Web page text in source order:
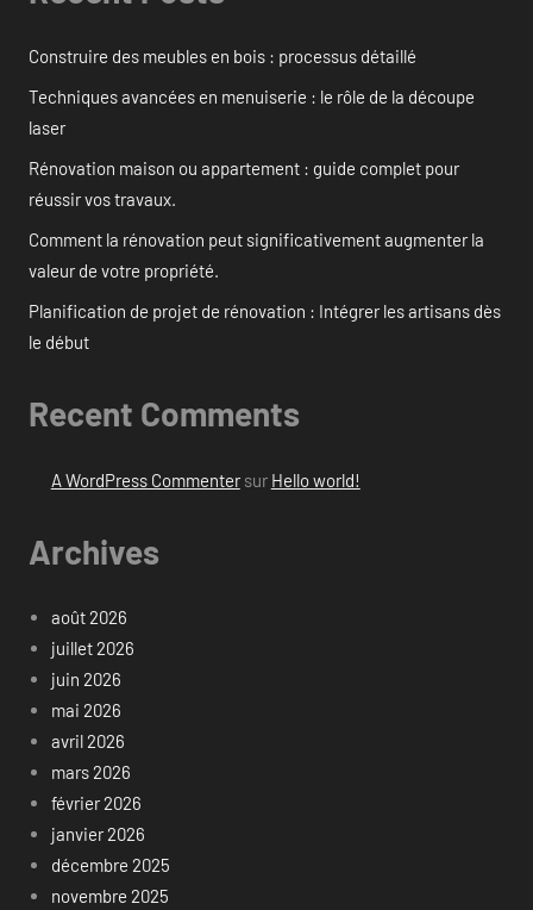
Construire des meubles en bois : processus détaillé
Techniques avancées en menuiserie : le rôle de la découpe
laser
Rénovation maison ou appartement : guide complet pour
réussir vos travaux.
Comment la rénovation peut significativement augmenter la
valeur de votre propriété.
Planification de projet de rénovation : Intégrer les artisans dès
le début
Recent Comments
A WordPress Commentersur Hello world!
Archives
août 2026
juillet 2026
juin 2026
mai 2026
avril 2026
mars 2026
février 2026
janvier 2026
décembre 2025
novembre 2025